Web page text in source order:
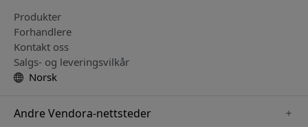
Produkter
Forhandlere
Kontakt oss
Salgs- og leveringsvilkår
Norsk
Andre Vendora-nettsteder